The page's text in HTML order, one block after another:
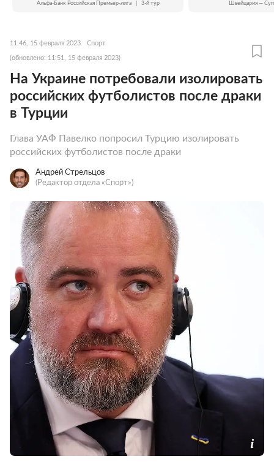
Альфа-Банк Российская Премьер-лига 3-й тур Швейцария —
11:46, 15 февраля 2023 Спорт
(обновлено: 11:51, 15 февраля 2023)
На Украине потребовали изолировать
российских футболистов после драки
в Турции
Глава УАФ Павелко попросил Турцию изолировать
российских футболистов после драки
Андрей Стрельцов
(Редактор отдела «Спорт»)